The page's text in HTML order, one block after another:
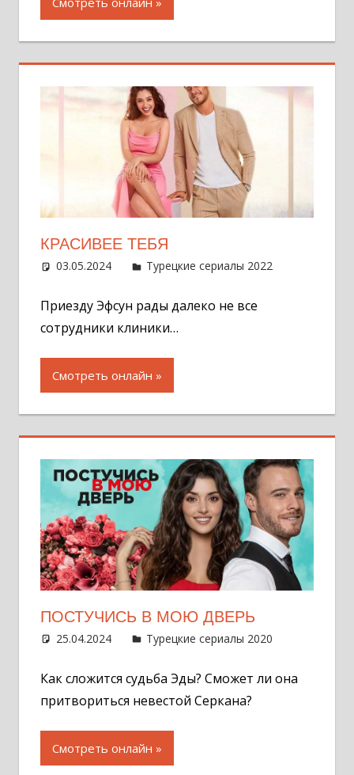
КРАСИВЕЕ ТЕБЯ
03.05.2024 Администратор
Турецкие сериалы 2022
Приезду Эфсун рады далеко не все
сотрудники клиники…
Смотреть онлайн
ПОСТУЧИСЬ В МОЮ ДВЕРЬ
25.04.2024 Администратор
Турецкие сериалы 2020
Как сложится судьба Эды? Сможет ли она
притвориться невестой Серкана?
Смотреть онлайн